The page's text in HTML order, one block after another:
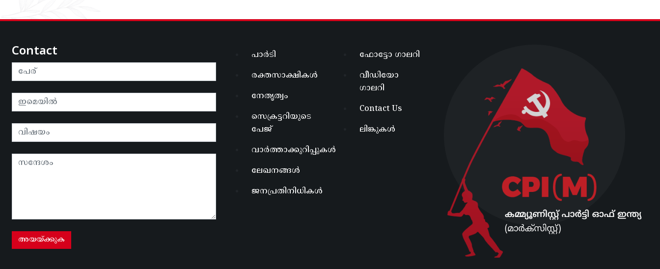
Contact പാർടി
രക്തസാക്ഷികൾ
നേതൃത്വം
സെക്രട്ടറിയുടെ
പേജ്
വാർത്താക്കുറിപ്പുകൾ
ലേഖനങ്ങൾ
ജനപ്രതിനിധികൾ
ഫോട്ടോ ഗാലറി
വീഡിയോ
ഗാലറി
Contact Us
ലിങ്കുകൾ